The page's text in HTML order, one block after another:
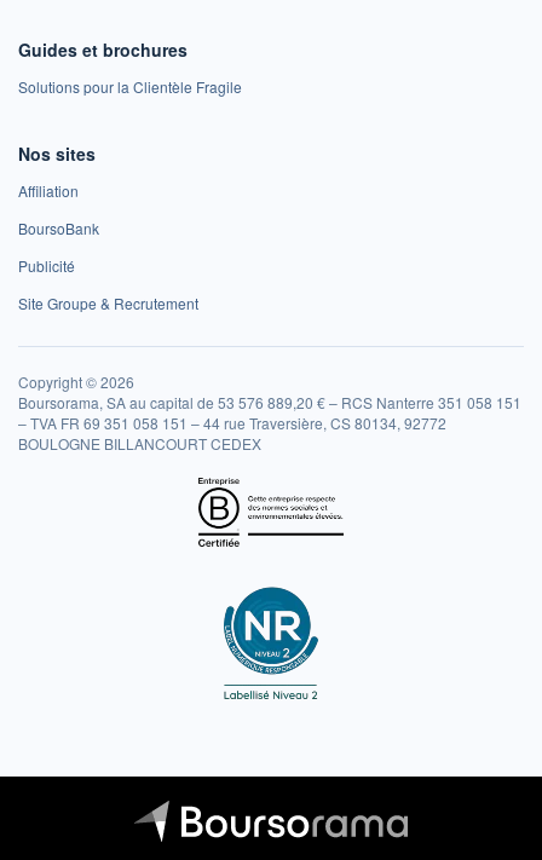
Guides et brochures
Solutions pour la Clientèle Fragile
Nos sites
Affiliation
BoursoBank
Publicité
Site Groupe & Recrutement
Copyright © 2026
Boursorama, SA au capital de 53 576 889,20 € – RCS Nanterre 351 058 151
– TVA FR 69 351 058 151 – 44 rue Traversière, CS 80134, 92772
BOULOGNE BILLANCOURT CEDEX